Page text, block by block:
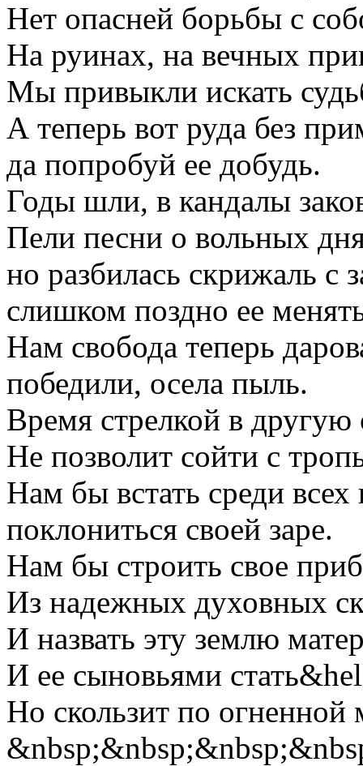
Нет опасней борьбы с
На руинах, на вечных
Мы привыкли искать
А теперь вот руда без
да попробуй ее добудь.
Годы шли, в кандалы
Пели песни о вольных
но разбилась скрижаль с
слишком поздно ее
Нам свобода теперь
победили, осела пыль.
Время стрелкой в другую
Не позволит сойти с
Нам бы встать среди
поклониться своей заре.
Нам бы строить свое
Из надежных духовных
И назвать эту землю
И ее сыновьями
Но скользит по огненной